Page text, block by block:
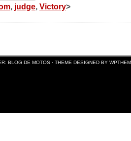
, judge, Victory>
BLOG DE MOTOS · THEME DESIGNED BY